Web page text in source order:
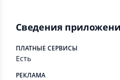
Сведения
ПЛАТНЫЕ СЕРВИСЫ
Есть
РЕКЛАМА